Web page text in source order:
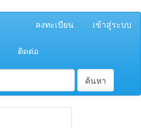
ลงทะเบียน เข้าสู่ระบบ
ติดต่อ
ค้นหา